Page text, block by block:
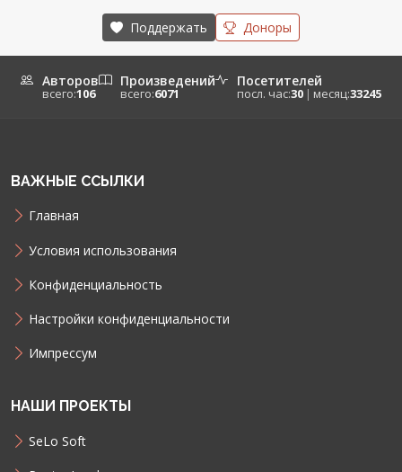
Поддержать Доноры
Авторов
всего:106
Произведений
всего:6071
Посетителей
посл. час:30 | месяц:33245
ВАЖНЫЕ ССЫЛКИ
Главная
Условия использования
Конфиденциальность
Настройки конфиденциальности
Импрессум
НАШИ ПРОЕКТЫ
SeLo Soft